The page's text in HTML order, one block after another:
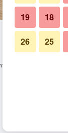
18
19
25
26